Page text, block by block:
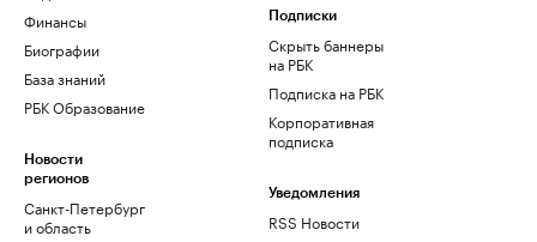
Финансы
Биографии
База знаний
РБК Образование
Новости
регионов
Санкт-Петербург
и область
Подписки
Скрыть баннеры
на РБК
Подписка на РБК
Корпоративная
подписка
Уведомления
RSS Новости